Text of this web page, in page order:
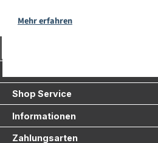
Mehr erfahren
Shop Service
Informationen
Zahlungsarten